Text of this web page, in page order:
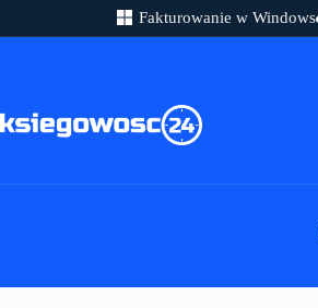
Fakturowanie w Windows